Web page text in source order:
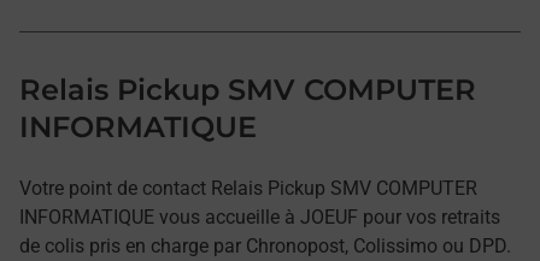
Relais Pickup SMV COMPUTER
INFORMATIQUE
Votre point de contact Relais Pickup SMV COMPUTER
INFORMATIQUE vous accueille à JOEUF pour vos retraits
de colis pris en charge par Chronopost, Colissimo ou DPD.